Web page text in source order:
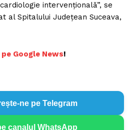
intervențională”, se
al Spitalului Județean Suceava,
Google News!
ne pe Telegram
canalul WhatsApp